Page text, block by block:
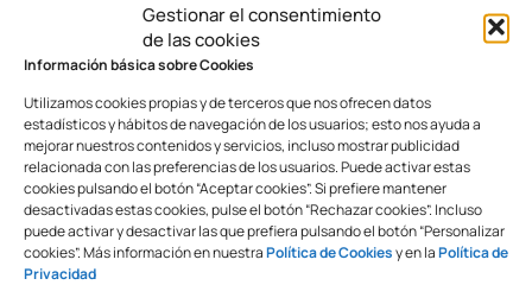
Gestionar el consentimiento
de las cookies
Información básica sobre Cookies
Utilizamos cookies propias y de terceros que nos ofrecen datos
estadísticos y hábitos de navegación de los usuarios; esto nos ayuda a
mejorar nuestros contenidos y servicios, incluso mostrar publicidad
relacionada con las preferencias de los usuarios. Puede activar estas
cookies pulsando el botón “Aceptar cookies”. Si prefiere mantener
desactivadas estas cookies, pulse el botón “Rechazar cookies”. Incluso
puede activar y desactivar las que prefiera pulsando el botón “Personalizar
cookies”. Más información en nuestraPolítica de Cookiesy en laPolítica de
Privacidad
expositores
packaging
Se fabrica desde la unión de dos materiales, que
posteriormente dan forma al material reconocido
también como foam. Su atractiva ligereza y rigidez,
permite que pueda ser de amplios usos.
Muy fácil de moldear y se puede cortar con casi
cualquier herramienta filosa sin resistencia. Dentro de
los usos más destacados tenemos, el arte con la
escultura de piezas, la pintura, la fotografía y la
arquitectura.